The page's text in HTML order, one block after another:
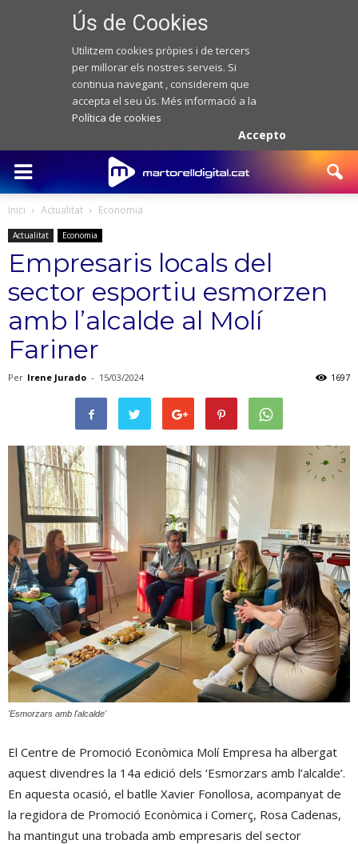
Ús de Cookies
Utilitzem cookies pròpies i de tercers
per millorar els nostres serveis. Si
continua navegant , considerem que
accepta el seu ús. Més informació a la
Política de cookies
Accepto
Inici Actualitat Economia
Actualitat Economia
Empresaris locals del
sector esportiu esmorzen
amb l’alcalde al Molí
Fariner
Per Irene Jurado - 15/03/2024 1697
'Esmorzars amb l'alcalde'
El Centre de Promoció Econòmica Molí Empresa ha albergat
aquest divendres la 14a edició dels ‘Esmorzars amb l’alcalde’.
En aquesta ocasió, el batlle Xavier Fonollosa, acompanyat de
la regidora de Promoció Econòmica i Comerç, Rosa Cadenas,
ha mantingut una trobada amb empresaris del sector